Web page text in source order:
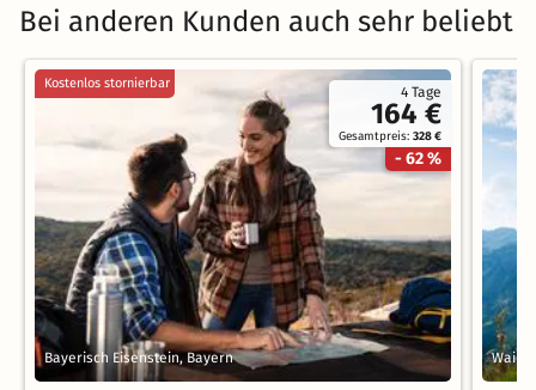
Bei anderen Kunden auch sehr beliebt
4 Tage
164 €
Gesamtpreis:328 €
- 62 %
Kostenlos stornierbar
Bayerisch Eisenstein, Bayern